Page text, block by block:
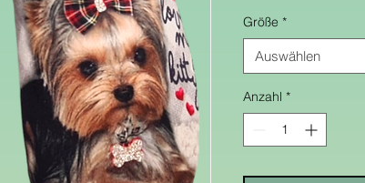
Größe *
Auswählen
Anzahl *